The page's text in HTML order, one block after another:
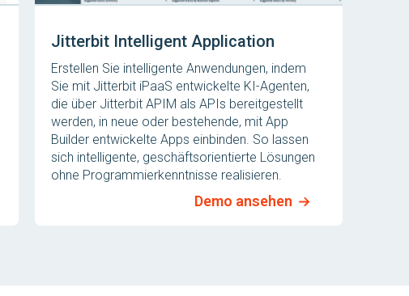
Jitterbit Intelligent Application
Erstellen Sie intelligente Anwendungen, indem
Sie mit Jitterbit iPaaS entwickelte KI-Agenten,
die über Jitterbit APIM als APIs bereitgestellt
werden, in neue oder bestehende, mit App
Builder entwickelte Apps einbinden. So lassen
sich intelligente, geschäftsorientierte Lösungen
ohne Programmierkenntnisse realisieren.
Demo ansehen